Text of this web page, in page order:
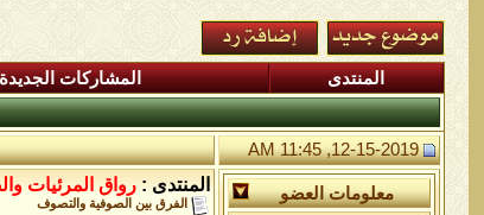
المنتدى المشاركات
12-15-2019, 11:45 AM
معلومات العضو المنتدى : رواق المرئيات
الفرق بين الصوفية والتصوف